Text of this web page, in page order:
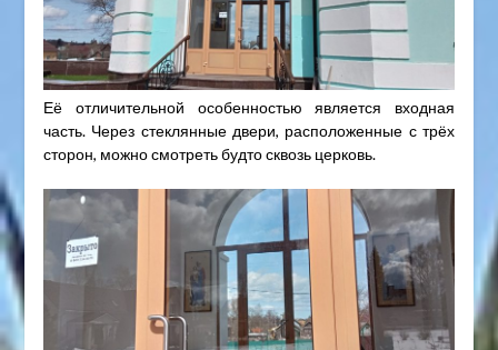
Её отличительной особенностью является входная
часть. Через стеклянные двери, расположенные с трёх
сторон, можно смотреть будто сквозь церковь.